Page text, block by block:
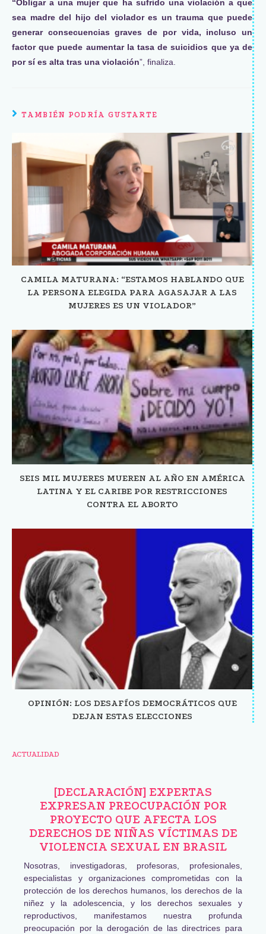
“Obligar a una mujer que ha sufrido una violación a que
sea madre del hijo del violador es un trauma que puede
generar consecuencias graves de por vida, incluso un
factor que puede aumentar la tasa de suicidios que ya de
por sí es alta tras una violación”, finaliza.
TAMBIÉN PODRÍA GUSTARTE
CAMILA MATURANA: “ESTAMOS HABLANDO QUE
LA PERSONA ELEGIDA PARA AGASAJAR A LAS
MUJERES ES UN VIOLADOR”
SEIS MIL MUJERES MUEREN AL AÑO EN AMÉRICA
LATINA Y EL CARIBE POR RESTRICCIONES
CONTRA EL ABORTO
OPINIÓN: LOS DESAFÍOS DEMOCRÁTICOS QUE
DEJAN ESTAS ELECCIONES
ACTUALIDAD
[DECLARACIÓN] EXPERTAS
EXPRESAN PREOCUPACIÓN POR
PROYECTO QUE AFECTA LOS
DERECHOS DE NIÑAS VÍCTIMAS DE
VIOLENCIA SEXUAL EN BRASIL
Nosotras, investigadoras, profesoras, profesionales,
especialistas y organizaciones comprometidas con la
protección de los derechos humanos, los derechos de la
niñez y la adolescencia, y los derechos sexuales y
reproductivos, manifestamos nuestra profunda
preocupación por la derogación de las directrices para